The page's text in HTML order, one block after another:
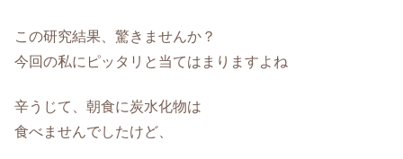
この研究結果、驚きませんか？
今回の私にピッタリと当てはまりますよね
辛うじて、朝食に炭水化物は
食べませんでしたけど、